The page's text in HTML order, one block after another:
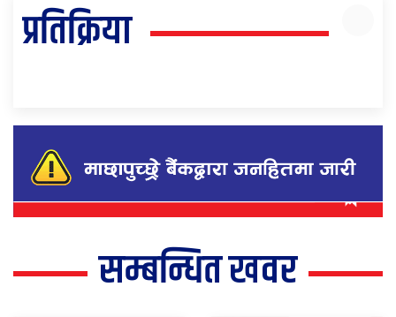
प्रतिक्रिया
सम्बन्धित खवर